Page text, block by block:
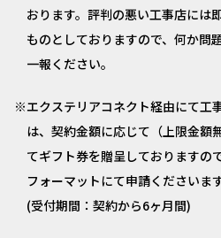
おります。評判の悪い工事店には
ものとしておりますので、何か問
一報ください。
エクステリアコネクト経由にて工
は、契約金額に応じて（上限金額
てギフト券を贈呈しておりますの
フォーマットにて申請くださいま
(受付期間：契約から6ヶ月間)